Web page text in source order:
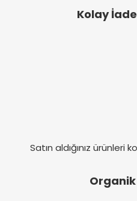
Kolay
Satın aldığınız ürünleri